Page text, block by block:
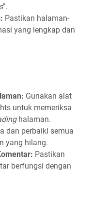
".
Pastikan halaman-
yang lengkap dan
Gunakan alat
untuk memeriksa
halaman.
dan perbaiki semua
yang hilang.
Pastikan
berfungsi dengan